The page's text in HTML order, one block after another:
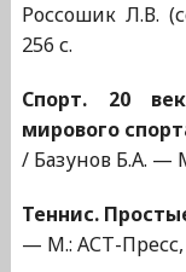
Россошик Л.В.
256 с.
Спорт. 20
мирового
/ Базунов Б.А. —
Теннис.
— М.: АСТ-Пресс,